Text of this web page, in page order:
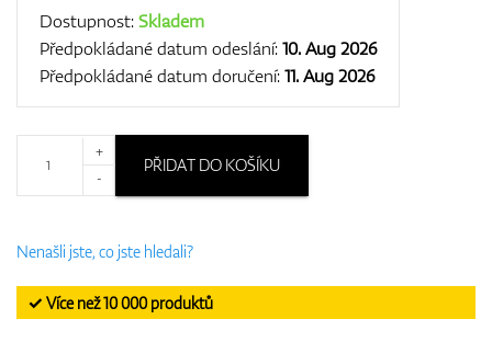
Dárkové poukazy
Dostupnost:Skladem
Předpokládané datum odeslání:10. Aug 2026
Předpokládané datum doručení:11. Aug 2026
+
-
PŘIDAT DO KOŠÍKU
Nenašli jste, co jste hledali?
✓ Více než 10 000 produktů